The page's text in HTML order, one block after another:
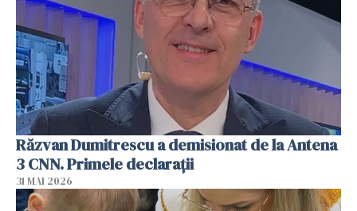
Răzvan Dumitrescu a demisionat de la Antena
3 CNN. Primele declarații
31 MAI 2026